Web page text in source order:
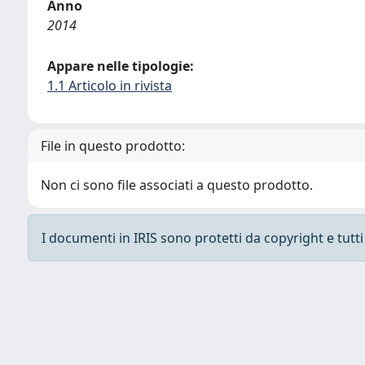
Anno
2014
Appare nelle tipologie:
1.1 Articolo in rivista
File in questo prodotto:
Non ci sono file associati a questo prodotto.
I documenti in IRIS sono protetti da copyright e